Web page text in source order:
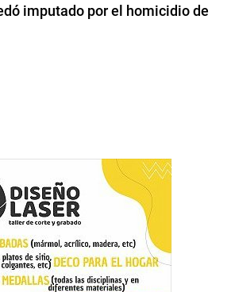
imputado por el homicidio de